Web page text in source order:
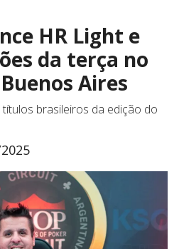
HR Light e
da terça no
Aires
brasileiros da edição do